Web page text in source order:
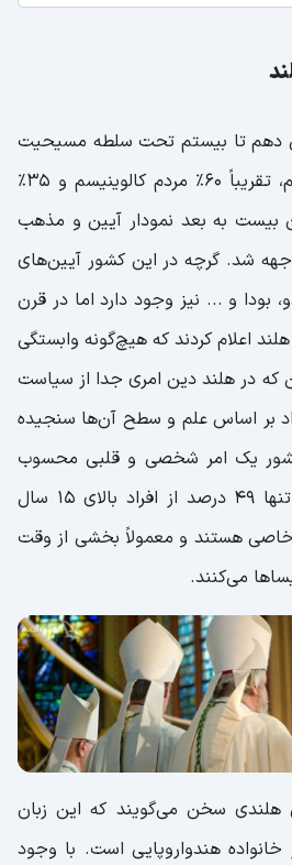
دهم تا بیستم تحت سلطه مسیحیت
بود. در اواخر قرن نوزدهم، تقریباً 60٪ مردم کالوینیسم و 35٪
بیست به بعد نمودار آیین و مذهب
شد. گرچه در این کشور آیین‌های
بودا و ... نیز وجود دارد اما در قرن
اعلام کردند که هیچ‌گونه وابستگی
که در هلند دین امری جدا از سیاست
بر اساس علم و سطح آن‌ها سنجیده
یک امر شخصی و قلبی محسوب
می‌شود. امروزه در هلند تنها 49 درصد از افراد بالای 15 سال
هستند و معمولاً بخشی از وقت
می‌کنند.
هلندی سخن می‌گویند که این زبان
خانواده هندواروپایی است. با وجود